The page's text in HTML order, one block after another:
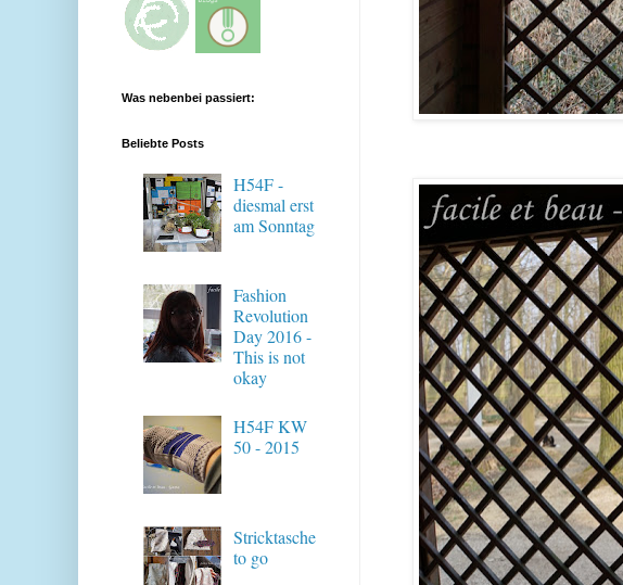
Was nebenbei passiert:
Beliebte Posts
H54F -
diesmal erst
am Sonntag
Fashion
Revolution
Day 2016 -
This is not
okay
H54F KW
50 - 2015
Stricktasche
to go